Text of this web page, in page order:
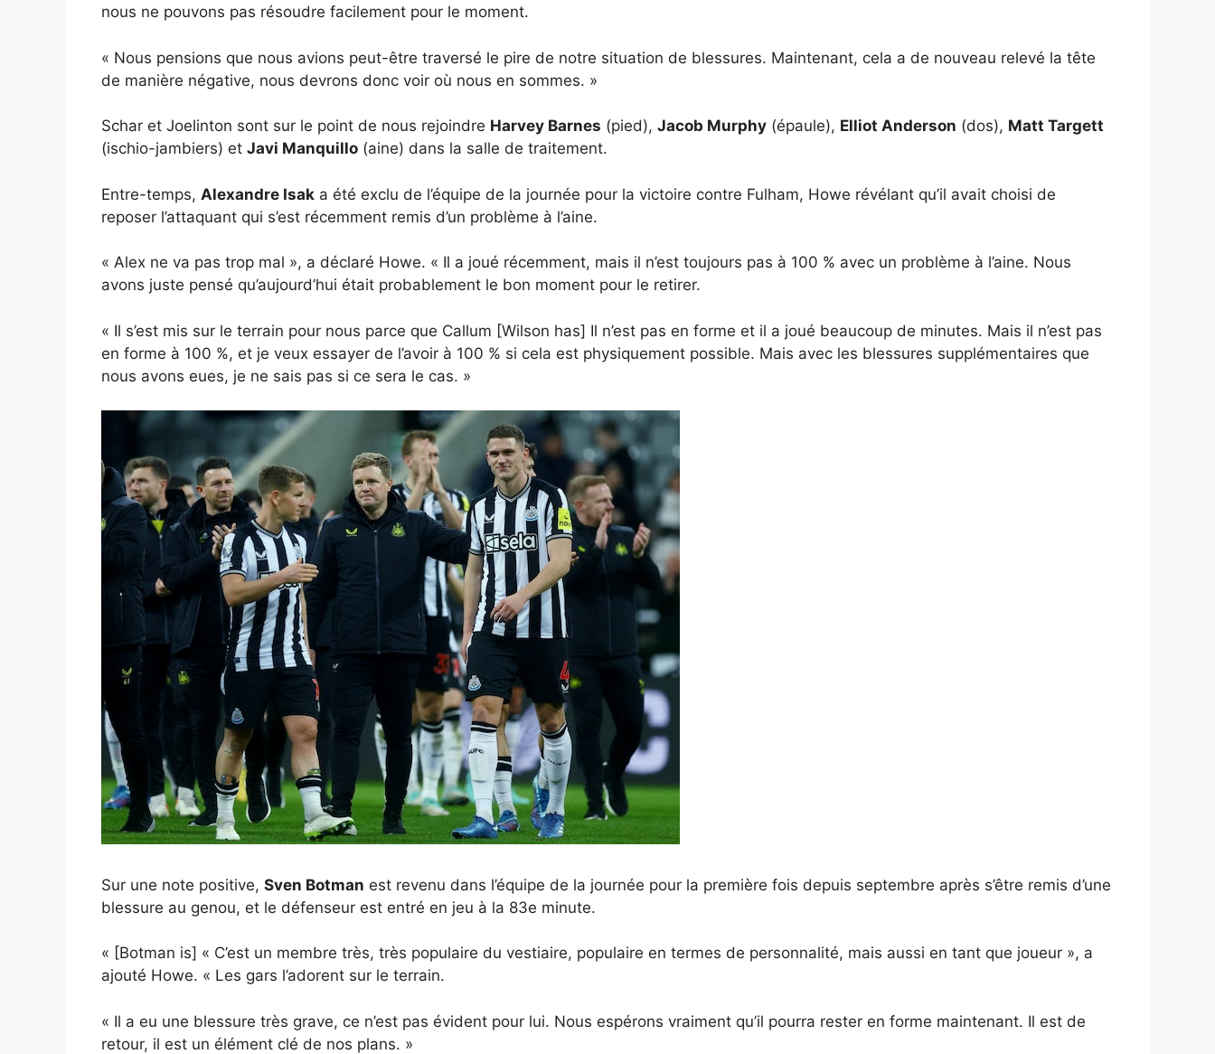
nous ne pouvons pas résoudre facilement pour le moment.
« Nous pensions que nous avions peut-être traversé le pire de notre situation de blessures. Maintenant, cela a de nouveau relevé la tête
de manière négative, nous devrons donc voir où nous en sommes. »
Schar et Joelinton sont sur le point de nous rejoindre Harvey Barnes (pied), Jacob Murphy (épaule), Elliot Anderson (dos), Matt Targett
(ischio-jambiers) et Javi Manquillo (aine) dans la salle de traitement.
Entre-temps, Alexandre Isak a été exclu de l’équipe de la journée pour la victoire contre Fulham, Howe révélant qu’il avait choisi de
reposer l’attaquant qui s’est récemment remis d’un problème à l’aine.
« Alex ne va pas trop mal », a déclaré Howe. « Il a joué récemment, mais il n’est toujours pas à 100 % avec un problème à l’aine. Nous
avons juste pensé qu’aujourd’hui était probablement le bon moment pour le retirer.
« Il s’est mis sur le terrain pour nous parce que Callum [Wilson has] Il n’est pas en forme et il a joué beaucoup de minutes. Mais il n’est pas
en forme à 100 %, et je veux essayer de l’avoir à 100 % si cela est physiquement possible. Mais avec les blessures supplémentaires que
nous avons eues, je ne sais pas si ce sera le cas. »
Sur une note positive, Sven Botman est revenu dans l’équipe de la journée pour la première fois depuis septembre après s’être remis d’une
blessure au genou, et le défenseur est entré en jeu à la 83e minute.
« [Botman is] « C’est un membre très, très populaire du vestiaire, populaire en termes de personnalité, mais aussi en tant que joueur », a
ajouté Howe. « Les gars l’adorent sur le terrain.
« Il a eu une blessure très grave, ce n’est pas évident pour lui. Nous espérons vraiment qu’il pourra rester en forme maintenant. Il est de
retour, il est un élément clé de nos plans. »